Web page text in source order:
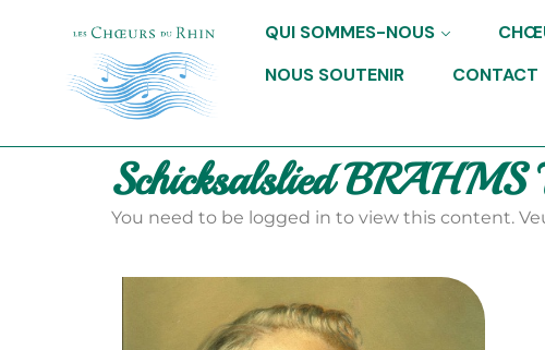
QUI SOMMES-NOUS
NOUS SOUTENIR
CONTACT
Schicksalslied BRAHMS
You need to be logged in to view this content.